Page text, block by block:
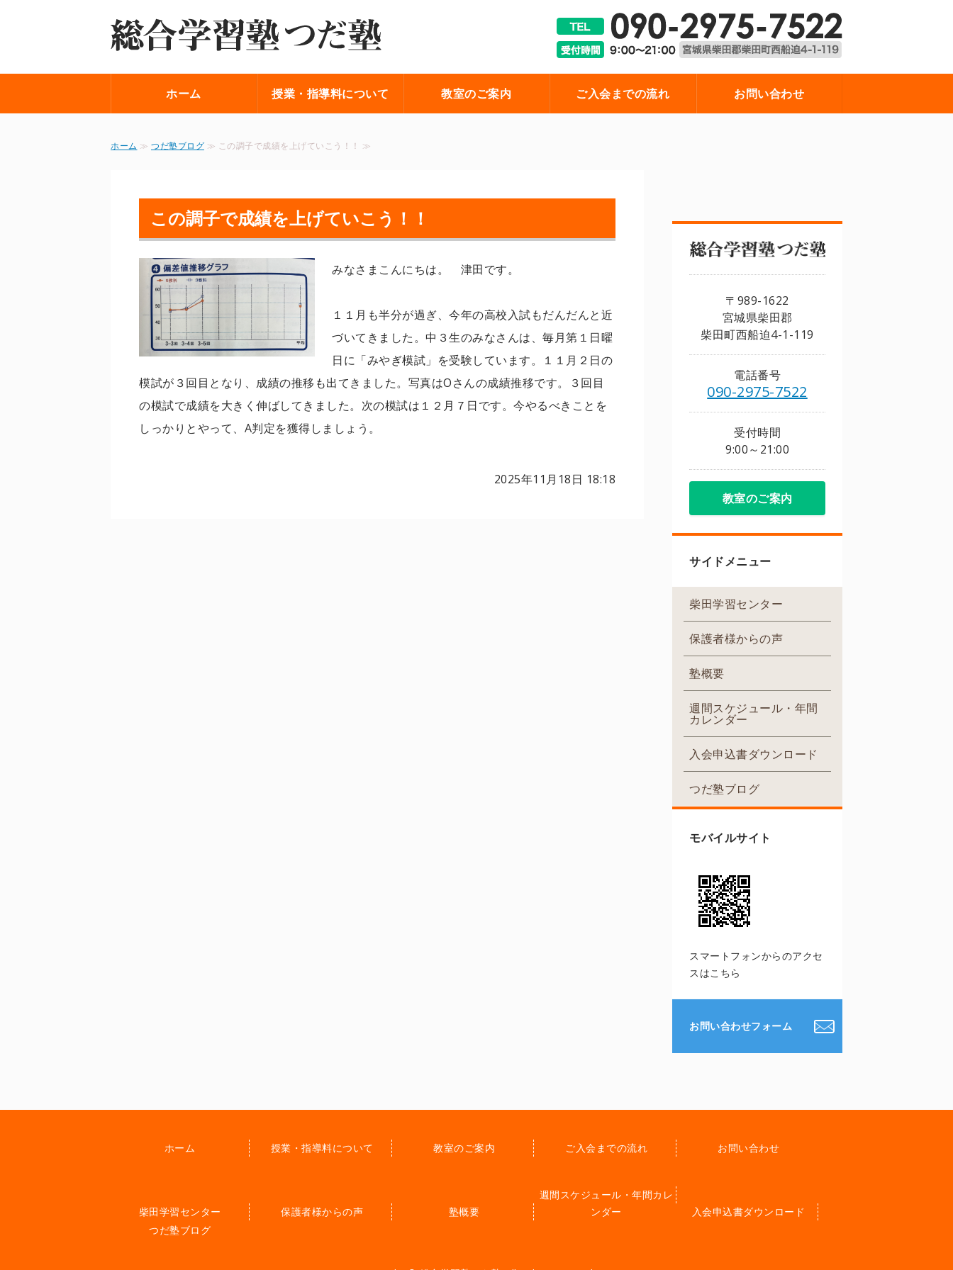
宮城県岩沼市・柴田町の総合学習塾 つだ塾
ホーム 授業・指導料について 教室のご案内 ご入会までの流れ お問い合わせ
ホーム ≫ つだ塾ブログ ≫ この調子で成績を上げていこう！！ ≫
この調子で成績を上げていこう！！
みなさまこんにちは。 津田です。
１１月も半分が過ぎ、今年の高校入試もだんだんと近
づいてきました。中３生のみなさんは、毎月第１日曜
日に「みやぎ模試」を受験しています。１１月２日の
模試が３回目となり、成績の推移も出てきました。写真はOさんの成績推移です。３回目
の模試で成績を大きく伸ばしてきました。次の模試は１２月７日です。今やるべきことを
しっかりとやって、A判定を獲得しましょう。
2025年11月18日 18:18
〒989-1622
宮城県柴田郡
柴田町西船迫4-1-119
電話番号
090-2975-7522
受付時間
9:00～21:00
教室のご案内
サイドメニュー
柴田学習センター
保護者様からの声
塾概要
週間スケジュール・年間
カレンダー
入会申込書ダウンロード
つだ塾ブログ
モバイルサイト
スマートフォンからのアクセ
スはこちら
お問い合わせフォーム
ホーム 授業・指導料について 教室のご案内 ご入会までの流れ お問い合わせ
柴田学習センター 保護者様からの声 塾概要
週間スケジュール・年間カレ
ンダー
入会申込書ダウンロード
つだ塾ブログ